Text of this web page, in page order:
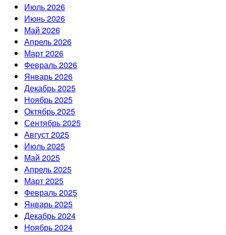
Июль 2026
Июнь 2026
Май 2026
Апрель 2026
Март 2026
Февраль 2026
Январь 2026
Декабрь 2025
Ноябрь 2025
Октябрь 2025
Сентябрь 2025
Август 2025
Июль 2025
Май 2025
Апрель 2025
Март 2025
Февраль 2025
Январь 2025
Декабрь 2024
Ноябрь 2024